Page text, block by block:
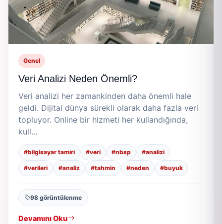
Genel
Veri Analizi Neden Önemli?
Veri analizi her zamankinden daha önemli hale
geldi. Dijital dünya sürekli olarak daha fazla veri
topluyor. Online bir hizmeti her kullandığında,
kull...
#bilgisayar tamiri #veri #nbsp #analizi
#verileri #analiz #tahmin #neden #buyuk
98 görüntülenme
Devamını Oku